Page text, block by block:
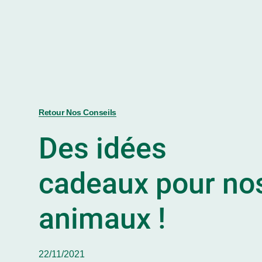
Retour Nos Conseils
Des idées
cadeaux pour
animaux !
22/11/2021